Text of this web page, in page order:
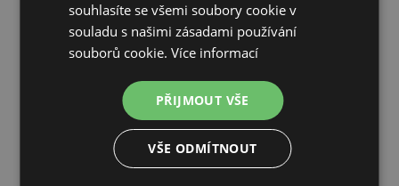
souhlasíte se všemi soubory cookie v
souladu s našimi zásadami používání
souborů cookie.Více informací
PŘIJMOUT VŠE
VŠE ODMÍTNOUT